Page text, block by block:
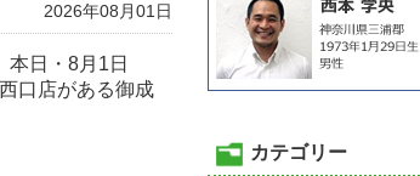
2026年08月01日
本日・8月1日
口店がある御成
カテゴリー